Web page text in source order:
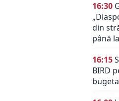
16:30
din
până
16:15
BIRD